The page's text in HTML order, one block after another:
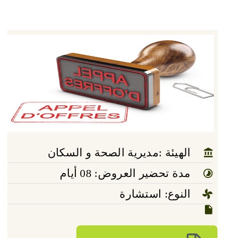
الهيئة :مديرية الصحة و السكان
مدة تحضير العروض: 08 أيام
النوع: استشارة